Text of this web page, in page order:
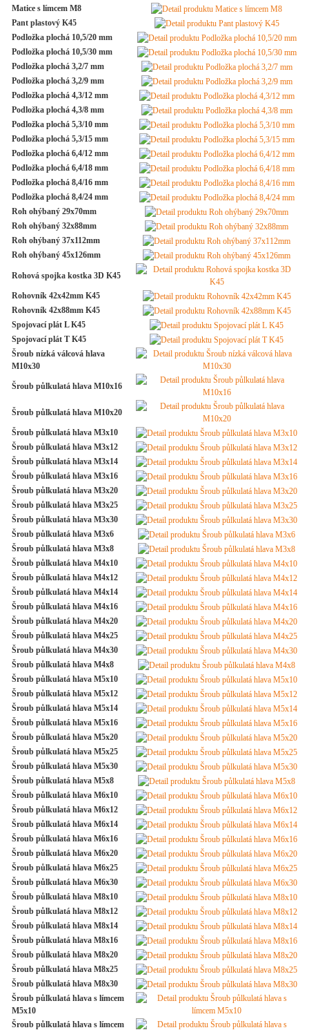
Matice s límcem M8
Pant plastový K45
Podložka plochá 10,5/20 mm
Podložka plochá 10,5/30 mm
Podložka plochá 3,2/7 mm
Podložka plochá 3,2/9 mm
Podložka plochá 4,3/12 mm
Podložka plochá 4,3/8 mm
Podložka plochá 5,3/10 mm
Podložka plochá 5,3/15 mm
Podložka plochá 6,4/12 mm
Podložka plochá 6,4/18 mm
Podložka plochá 8,4/16 mm
Podložka plochá 8,4/24 mm
Roh ohýbaný 29x70mm
Roh ohýbaný 32x88mm
Roh ohýbaný 37x112mm
Roh ohýbaný 45x126mm
Rohová spojka kostka 3D K45
Rohovník 42x42mm K45
Rohovník 42x88mm K45
Spojovací plát L K45
Spojovací plát T K45
Šroub nízká válcová hlava
M10x30
Šroub půlkulatá hlava M10x16
Šroub půlkulatá hlava M10x20
Šroub půlkulatá hlava M3x10
Šroub půlkulatá hlava M3x12
Šroub půlkulatá hlava M3x14
Šroub půlkulatá hlava M3x16
Šroub půlkulatá hlava M3x20
Šroub půlkulatá hlava M3x25
Šroub půlkulatá hlava M3x30
Šroub půlkulatá hlava M3x6
Šroub půlkulatá hlava M3x8
Šroub půlkulatá hlava M4x10
Šroub půlkulatá hlava M4x12
Šroub půlkulatá hlava M4x14
Šroub půlkulatá hlava M4x16
Šroub půlkulatá hlava M4x20
Šroub půlkulatá hlava M4x25
Šroub půlkulatá hlava M4x30
Šroub půlkulatá hlava M4x8
Šroub půlkulatá hlava M5x10
Šroub půlkulatá hlava M5x12
Šroub půlkulatá hlava M5x14
Šroub půlkulatá hlava M5x16
Šroub půlkulatá hlava M5x20
Šroub půlkulatá hlava M5x25
Šroub půlkulatá hlava M5x30
Šroub půlkulatá hlava M5x8
Šroub půlkulatá hlava M6x10
Šroub půlkulatá hlava M6x12
Šroub půlkulatá hlava M6x14
Šroub půlkulatá hlava M6x16
Šroub půlkulatá hlava M6x20
Šroub půlkulatá hlava M6x25
Šroub půlkulatá hlava M6x30
Šroub půlkulatá hlava M8x10
Šroub půlkulatá hlava M8x12
Šroub půlkulatá hlava M8x14
Šroub půlkulatá hlava M8x16
Šroub půlkulatá hlava M8x20
Šroub půlkulatá hlava M8x25
Šroub půlkulatá hlava M8x30
Šroub půlkulatá hlava s límcem
M5x10
Šroub půlkulatá hlava s límcem